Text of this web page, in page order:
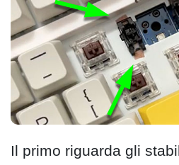
Il primo riguarda gli